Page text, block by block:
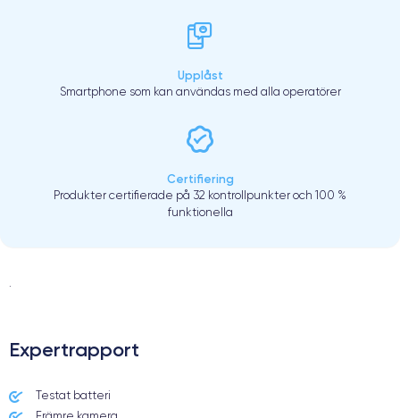
Upplåst
Smartphone som kan användas med alla operatörer
Certifiering
Produkter certifierade på 32 kontrollpunkter och 100 %
funktionella
.
Expertrapport
Testat batteri